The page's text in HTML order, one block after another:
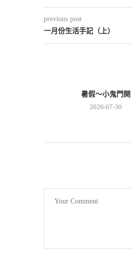
previous post
一月份生活手記（上）
暑假～小鬼門開
2026-07-30